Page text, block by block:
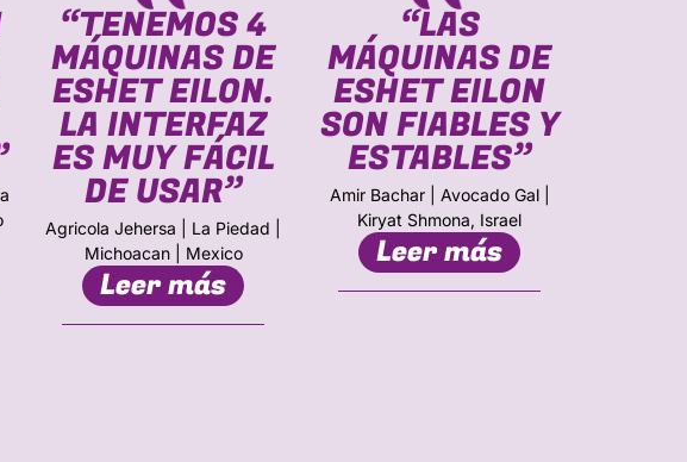
“TENEMOS 4
MÁQUINAS DE
ESHET EILON.
LA INTERFAZ
ES MUY FÁCIL
DE USAR”
Agricola Jehersa | La Piedad |
Michoacan | Mexico
Leer más
“LAS
MÁQUINAS DE
ESHET EILON
SON FIABLES Y
ESTABLES”
Amir Bachar | Avocado Gal |
Kiryat Shmona, Israel
Leer más